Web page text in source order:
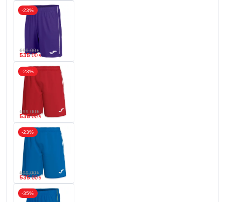
-23%
699.00 ₴
535.00 ₴
-23%
699.00 ₴
535.00 ₴
-23%
699.00 ₴
535.00 ₴
-35%